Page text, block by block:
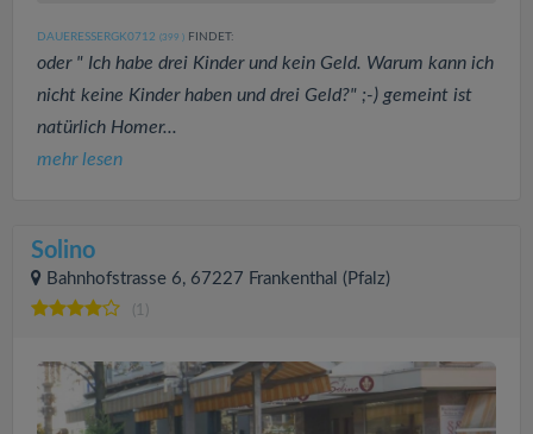
DAUERESSERGK0712 (399 ) FINDET:
oder " Ich habe drei Kinder und kein Geld. Warum kann ich
nicht keine Kinder haben und drei Geld?" ;-) gemeint ist
natürlich Homer...
mehr lesen
Solino
Bahnhofstrasse 6, 67227 Frankenthal (Pfalz)
(1)